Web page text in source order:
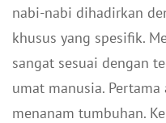
nabi-nabi dihadirkan
khusus yang spesifik.
sangat sesuai dengan
umat manusia.
menanam tumbuhan.